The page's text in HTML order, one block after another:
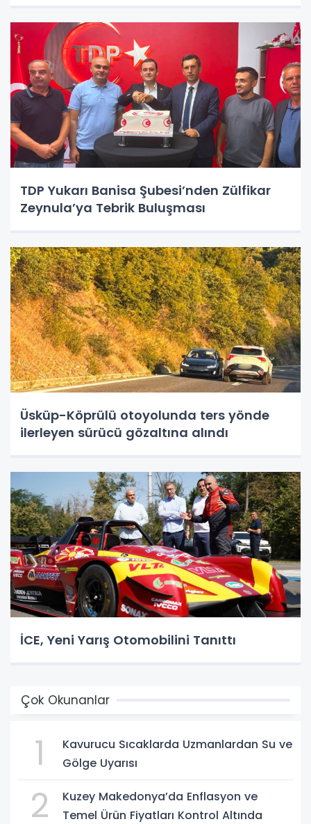
TDP Yukarı Banisa Şubesi’nden Zülfikar
Zeynula’ya Tebrik Buluşması
Üsküp-Köprülü otoyolunda ters yönde
ilerleyen sürücü gözaltına alındı
İCE, Yeni Yarış Otomobilini Tanıttı
Çok Okunanlar
1
Kavurucu Sıcaklarda Uzmanlardan Su ve
Gölge Uyarısı
2
Kuzey Makedonya’da Enflasyon ve
Temel Ürün Fiyatları Kontrol Altında